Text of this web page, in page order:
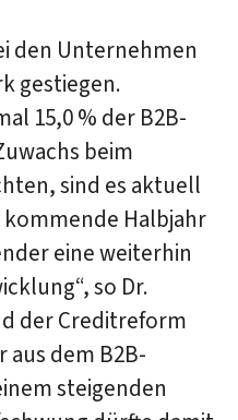
den Unternehmen
gestiegen.
15,0 % der B2B-
beim
sind es aktuell
kommende Halbjahr
eine weiterhin
so Dr.
der Creditreform
aus dem B2B-
steigenden